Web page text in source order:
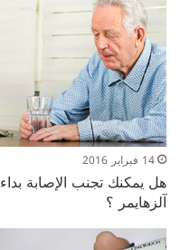
14 فبراير 2016
هل يمكنك تجنب الإصابة بداء
آلزهايمر ؟